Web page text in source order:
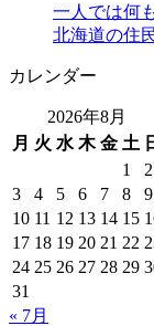
一人では何
北海道の住
カレンダー
2026年8月
月 火 水 木 金 土
1
2
3
4 5 6 7 8
9
10 11 12 13 14 15
17 18 19 20 21 22
24 25 26 27 28 29
31
« 7月